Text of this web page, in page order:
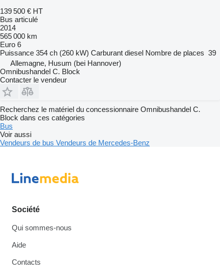
139 500 € HT
Bus articulé
2014
565 000 km
Euro 6
Puissance 354 ch (260 kW) Carburant diesel Nombre de places 39
Allemagne, Husum (bei Hannover)
Omnibushandel C. Block
Contacter le vendeur
Recherchez le matériel du concessionnaire Omnibushandel C.
Block dans ces catégories
Bus
Voir aussi
Vendeurs de bus Vendeurs de Mercedes-Benz
Société
Qui sommes-nous
Aide
Contacts